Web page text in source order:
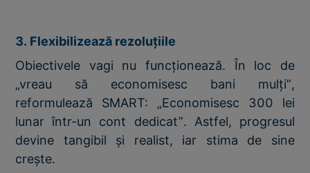
3. Flexibilizează rezoluțiile
Obiectivele vagi nu funcționează. În loc de
„vreau să economisesc bani mulți”,
reformulează SMART: „Economisesc 300 lei
lunar într-un cont dedicat”. Astfel, progresul
devine tangibil și realist, iar stima de sine
crește.